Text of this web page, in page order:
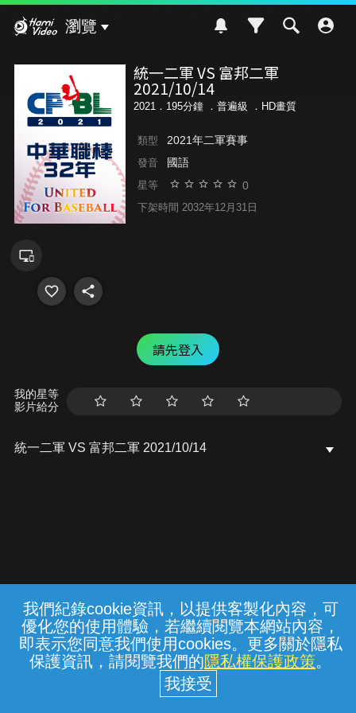
我們紀錄cookie資訊，以提供客製化內容，可
優化您的使用體驗，若繼續閱覽本網站內容，
即表示您同意我們使用cookies。更多關於隱私
保護資訊，請閱覽我們的隱私權保護政策。
瀏覽
統一二軍 VS 富邦二軍
2021/10/14
2021．195分鐘 ． 普遍級 ．HD畫質
類型 2021年二軍賽事
發音 國語
星等 0
下架時間 2032年12月31日
請先登入
我的星等
影片給分
統一二軍 VS 富邦二軍 2021/10/14
常見問題 線上客服 服務條款 隱私權保護
中華電信股份有限公司個人家庭分公司
(統一編號：96979949) © 2026
{{notifyMsg}}